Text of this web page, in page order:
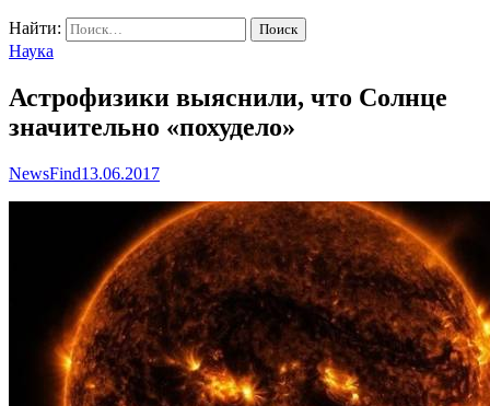
Найти:
Наука
Астрофизики выяснили, что Солнце
значительно «похудело»
NewsFind13.06.2017